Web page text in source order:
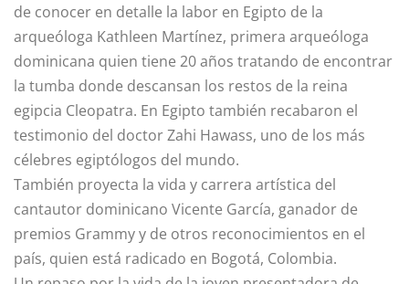
de conocer en detalle la labor en Egipto de la
arqueóloga Kathleen Martínez, primera arqueóloga
dominicana quien tiene 20 años tratando de encontrar
la tumba donde descansan los restos de la reina
egipcia Cleopatra. En Egipto también recabaron el
testimonio del doctor Zahi Hawass, uno de los más
célebres egiptólogos del mundo.
También proyecta la vida y carrera artística del
cantautor dominicano Vicente García, ganador de
premios Grammy y de otros reconocimientos en el
país, quien está radicado en Bogotá, Colombia.